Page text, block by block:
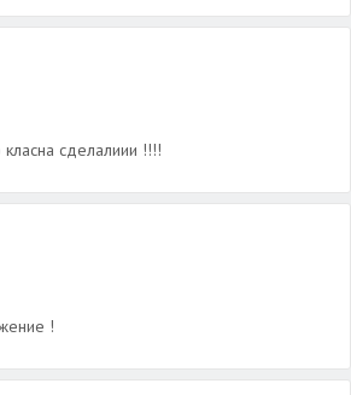
сделалиии !!!!
!